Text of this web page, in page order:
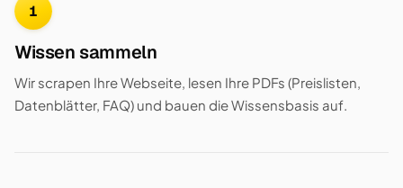
1
Wissen sammeln
Wir scrapen Ihre Webseite, lesen Ihre PDFs (Preislisten,
Datenblätter, FAQ) und bauen die Wissensbasis auf.